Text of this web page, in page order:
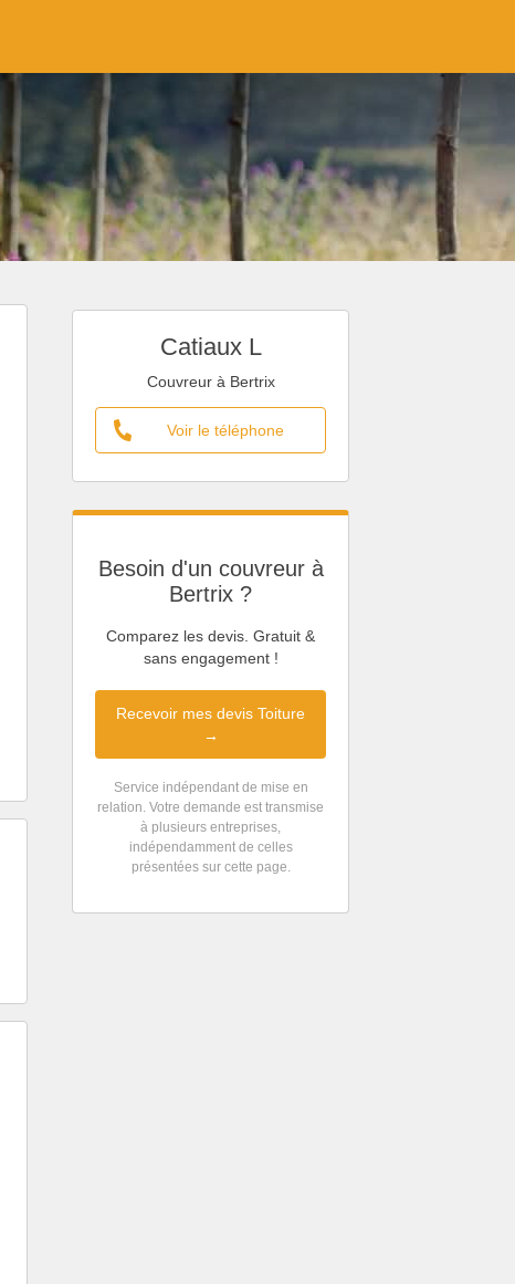
Catiaux L
Couvreur à Bertrix
Voir le téléphone
Besoin d'un couvreur à
Bertrix ?
Comparez les devis. Gratuit &
sans engagement !
Recevoir mes devis Toiture
→
Service indépendant de mise en
relation. Votre demande est transmise
à plusieurs entreprises,
indépendamment de celles
présentées sur cette page.